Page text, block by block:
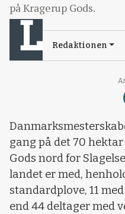
på Kragerup Gods.
Redaktionen
gang på det 70
Gods nord for
landet er med,
standardplove, 11
end 44 deltager med